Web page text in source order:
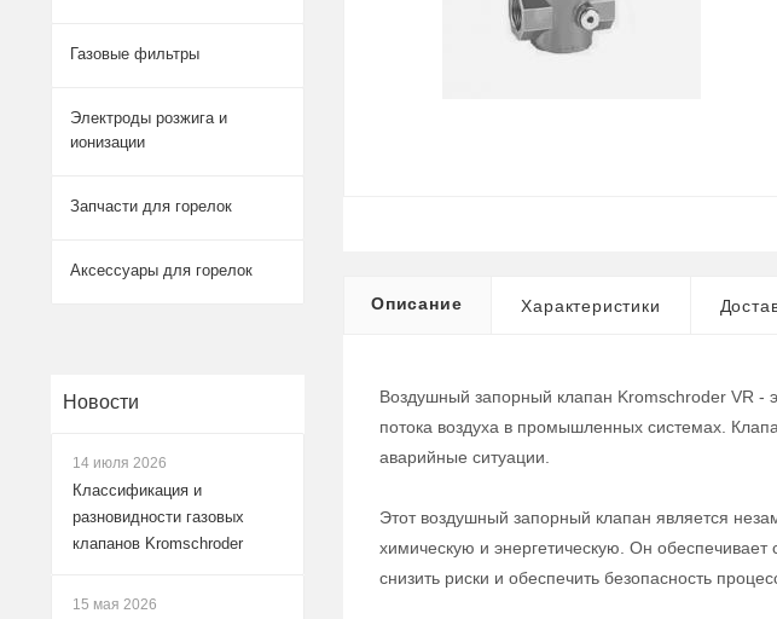
Описание Характеристики
Воздушный запорный клапан Kromschroder VR -
потока воздуха в промышленных системах.
аварийные ситуации.
Этот воздушный запорный клапан является
химическую и энергетическую. Он
снизить риски и обеспечить безопасность
Газовые фильтры
Электроды розжига и
ионизации
Запчасти для горелок
Аксессуары для горелок
Новости
14 июля 2026
Классификация и
разновидности газовых
клапанов Kromschroder
15 мая 2026